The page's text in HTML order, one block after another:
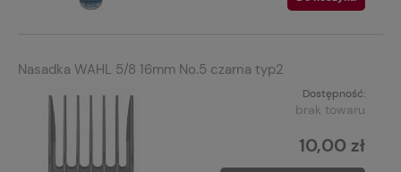
Nasadka WAHL 5/8 16mm No.5 czarna typ2
Dostępność:
brak towaru
10,00 zł